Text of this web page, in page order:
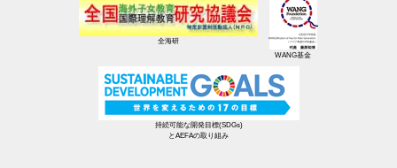
全海研
WANG基金
持続可能な開発目標(SDGs)
とAEFAの取り組み